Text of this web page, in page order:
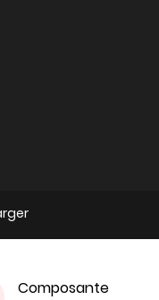
Composante